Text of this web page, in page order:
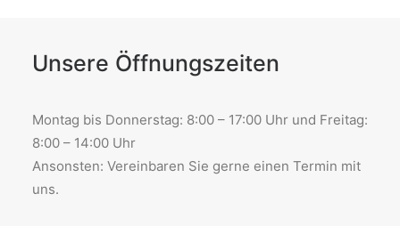
Unsere Öffnungszeiten
Montag bis Donnerstag: 8:00 – 17:00 Uhr und Freitag:
8:00 – 14:00 Uhr
Ansonsten: Vereinbaren Sie gerne einen Termin mit
uns.